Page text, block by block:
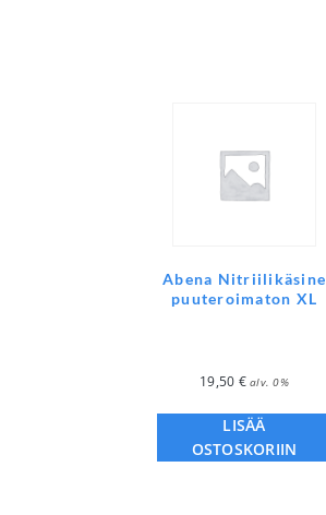
Abena Nitriilikäsine
puuteroimaton XL
19,50 € alv. 0%
LISÄÄ
OSTOSKORIIN